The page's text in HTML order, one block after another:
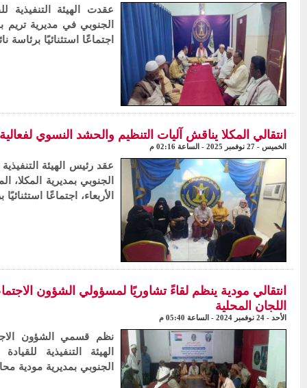
عقدت الهيئة التنفيذية
الجنوبي في مديرية
اجتماعًا استثنائيًا برئاسة
انتقالي المكلا يناقش آليات التنظيم والحشد النسوي لفعالية 30 نوفمبر
الخميس - 27 نوفمبر 2025 - الساعة 02:16 م
عقد رئيس الهيئة
الجنوبي بمديرية
الأربعاء، اجتماعًا
انتقالي مودية ينظم لقاءً تشاوريًا لمسؤولي الشؤون
اللجان المحلية
الأحد - 24 نوفمبر 2024 - الساعة 05:40 م
نظم قسمي الشؤون
الهيئة التنفيذية
الجنوبي بمديرية مودية